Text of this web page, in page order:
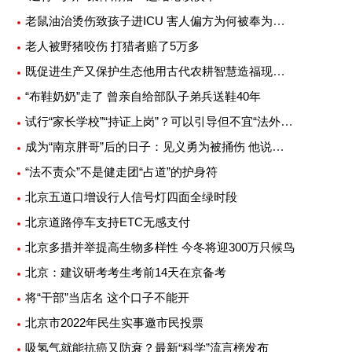
老鼠油治烫伤致孩子进ICU 害人偏方为何被奉为灵丹妙药
老人被野猪咬伤 打猎者赔了5万多
既促进生产又保护生态他用古代农耕智慧造福现代农业
“布鞋奶奶”走了 曾亲自给部队子弟兵送鞋40年
试行“家长学校”“持证上岗”？可以引导但不宜“法外加槛”
成为“南京胖哥”后的日子：见义勇为被捅伤 他说不后悔
“法不责众”不是健走团“占道”的护身符
北京五道口增设行人信号灯四面全绿时段
北京道路停车支持ETC无感支付
北京多措并举提高生物多样性 今冬将迎300万只候鸟
北京：建议研考考生考前14天在京备考
将“干部”当店名 这个口子不能开
北京市2022年民生实事邀市民投票
吸氢气就能抗癌又防衰？最新“科学”流言榜发布